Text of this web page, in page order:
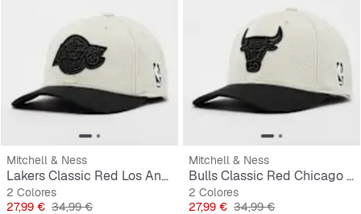
Mitchell & Ness
Lakers Classic Red Los Angeles Lakers
2 Colores
Precio
27,99 € Precio original
34,99 €
Mitchell & Ness
Bulls Classic Red Chicago Bulls
2 Colores
Precio
27,99 € Precio original
34,99 €